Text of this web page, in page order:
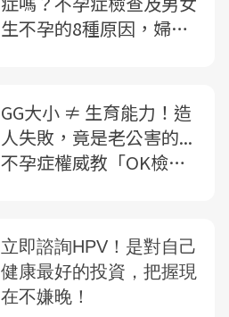
生不孕的8種原因，婦產
GG大小 ≠ 生育能力！造
人失敗，竟是老公害的...
不孕症權威教「OK檢查